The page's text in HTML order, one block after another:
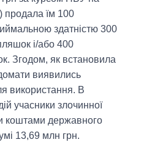
продала їм 100
здатністю 300
і/або 400
Згодом, як встановила
виявились
використання. В
учасники злочинної
коштами державного
13,69 млн грн.